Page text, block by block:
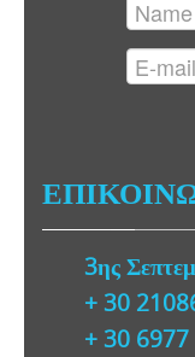
3ης
+ 30
+ 30